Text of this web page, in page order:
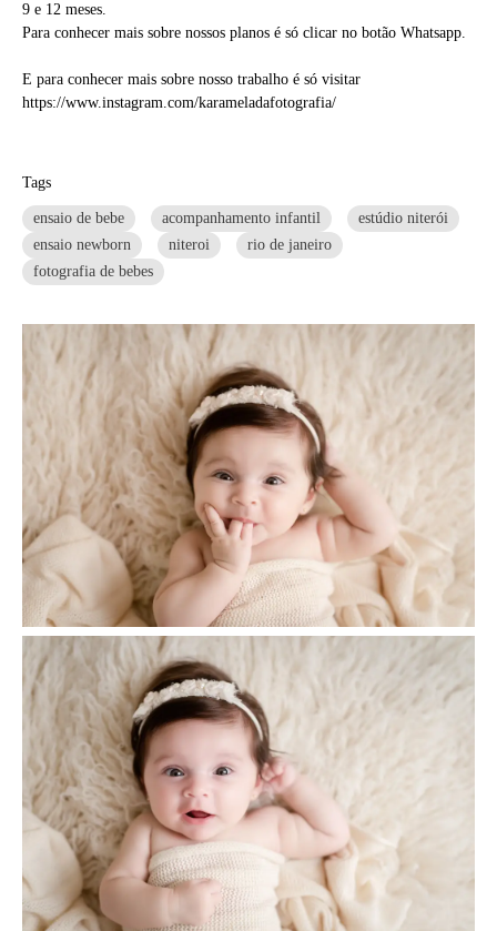
9 e 12 meses.
Para conhecer mais sobre nossos planos é só clicar no botão Whatsapp.
E para conhecer mais sobre nosso trabalho é só visitar
https://www.instagram.com/karameladafotografia/
Tags
ensaio de bebe acompanhamento infantil
estúdio niterói
ensaio newborn
niteroi
rio de janeiro
fotografia de bebes